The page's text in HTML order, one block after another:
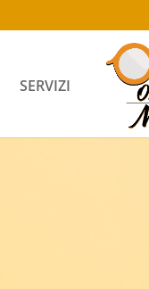
SERVIZI